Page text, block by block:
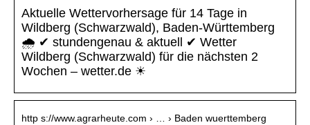
Aktuelle Wettervorhersage für 14 Tage in
Wildberg (Schwarzwald), Baden-Württemberg
🌧️ ✔ stundengenau & aktuell ✔ Wetter
Wildberg (Schwarzwald) für die nächsten 2
Wochen – wetter.de ☀
http s://www.agrarheute.com › … › Baden wuerttemberg